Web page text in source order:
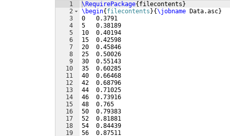
1
2
3
4
5
6
7
8
9
10
11
12
13
14
15
16
17
18
19
\RequirePackage{ filecontents }
\begin{ filecontents }{\jobname Data.asc}
0   0.3791
5   0.38189
10  0.40194
15  0.42598
20  0.45846
25  0.50026
30  0.55143
35  0.60285
40  0.66468
42  0.68796
44  0.71025
46  0.73916
48  0.765
50  0.79383
52  0.81881
54  0.84439
56  0.87511